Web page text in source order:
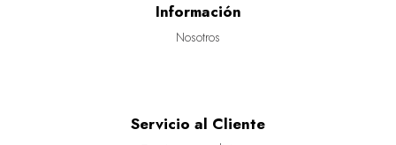
Información
Nosotros
Servicio al Cliente